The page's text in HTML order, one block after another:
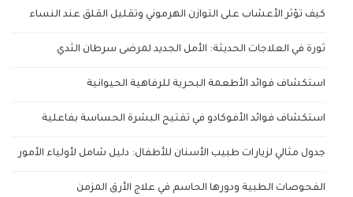
كيف تؤثر الأعشاب على التوازن الهرموني وتقليل القلق عند النساء
ثورة في العلاجات الحديثة: الأمل الجديد لمرضى سرطان الثدي
استكشاف فوائد الأطعمة البحرية للرفاهية الحيوانية
استكشاف فوائد الأفوكادو في تفتيح البشرة الحساسة بفاعلية
جدول مثالي لزيارات طبيب الأسنان للأطفال: دليل شامل لأولياء الأمور
الفحوصات الطبية ودورها الحاسم في علاج الأرق المزمن